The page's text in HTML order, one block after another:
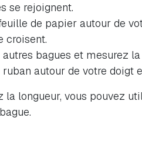
se rejoignent.
de papier autour de
croisent.
bagues et mesurez la
autour de votre doigt
la longueur, vous pouvez